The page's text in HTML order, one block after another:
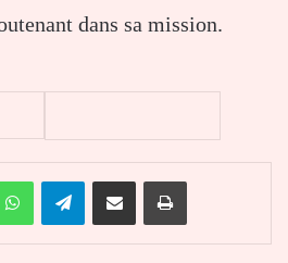
dans sa mission.
WhatsAppTelegramPartager par email Imprimer